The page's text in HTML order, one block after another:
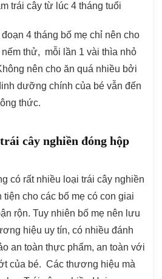
trái cây từ lúc 4 tháng tuổi
4 tháng bố mẹ chỉ nên cho
thử, mỗi lần 1 vài thìa nhỏ
nên cho ăn quá nhiều bởi
dưỡng chính của bé vẫn đến
thức.
cây nghiền đóng hộp
có rất nhiều loại trái cây nghiền
tiện cho các bố mẹ có con giai
rộn. Tuy nhiên bố mẹ nên lưu
hiệu uy tín, có nhiều đánh
an toàn thực phẩm, an toàn với
của bé. Các thương hiệu mà